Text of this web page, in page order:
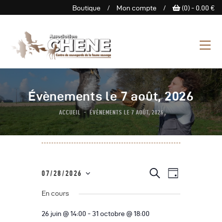
Boutique / Mon compte / (0) - 0.00 €
Évènements le 7 août, 2026
ACCUEIL ÉVÈNEMENTS LE 7 AOÛT, 2026
ASSOCIATION CHENE
Centre de Sauvegarde de la
faune sauvage
L’Association
Centre De Sauvegarde
Espace Découverte
Nous Soutenir
R
e
c
R
h
N
J
u
07/28/2026
éEn cours
26 juin @ 14:00 - 31 octobre @ 18:00